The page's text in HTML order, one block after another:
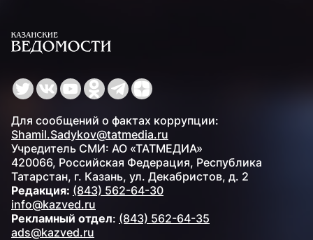
Для сообщений о фактах коррупции:
Shamil.Sadykov@tatmedia.ru
Учредитель СМИ: АО «ТАТМЕДИА»
420066, Российская Федерация, Республика
Татарстан, г. Казань, ул. Декабристов, д. 2
Редакция: (843) 562-64-30
info@kazved.ru
Рекламный отдел: (843) 562-64-35
ads@kazved.ru